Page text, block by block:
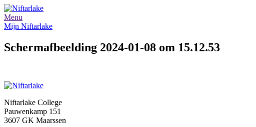
Menu
Mijn Niftarlake
Scherm­afbeelding 2024-01-08 om 15.12.53
Niftarlake College
Pauwenkamp 151
3607 GK Maarssen